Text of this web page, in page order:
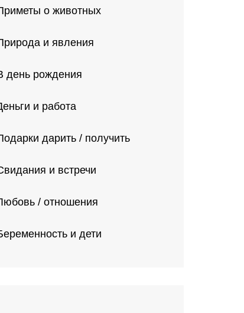
о животных
и явления
день рождения
и работа
дарить / получить
и встречи
/ отношения
и дети